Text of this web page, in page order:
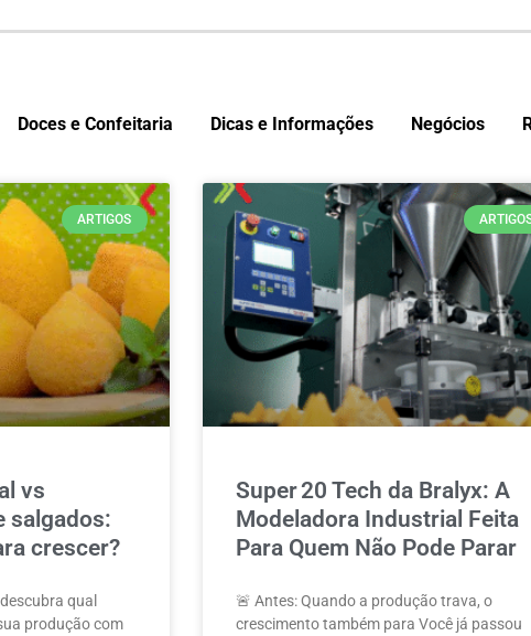
Doces e Confeitaria Dicas e Informações Negócios
ARTIGOS
vs
salgados:
crescer?
qual
produção com
Super 20 Tech da Bralyx: A
Modeladora Industrial Feita
Para Quem Não Pode Parar
🚨 Antes: Quando a produção trava, o
crescimento também para Você já passou